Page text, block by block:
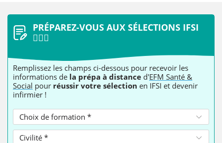
PRÉPAREZ-VOUS AUX SÉLECTIONS IFSI
👩🏻‍⚕️
Remplissez les champs ci-dessous pour recevoir les
informations de la prépa à distance d'EFM Santé &
Social pour réussir votre sélection en IFSI et devenir
infirmier !
Choix de formation *
Civilité *